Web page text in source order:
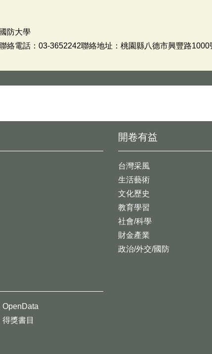
防大學
絡電話：03-3652242聯絡地址：桃園縣八德市興豐路1000
開卷有益
台灣采風
生活藝術
文化歷史
教育學習
社會/科學
財金產業
政治/外交/國防
OpenData
得獎書目